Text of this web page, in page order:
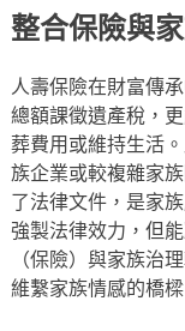
整合保險與
人壽保險在財富傳
總額課徵遺產稅，
葬費用或維持生活
族企業或較複雜家
了法律文件，是家
強製法律效力，但
（保險）與家族治
維繫家族情感的橋